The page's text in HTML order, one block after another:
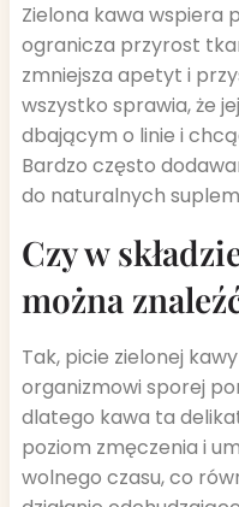
Zielona kawa wspiera
ogranicza przyrost
zmniejsza apetyt i
wszystko sprawia, że
dbającym o linie i
Bardzo często
do naturalnych
Czy w
można
Tak, picie zielonej
organizmowi sporej
dlatego kawa ta
poziom zmęczenia i
wolnego czasu, co